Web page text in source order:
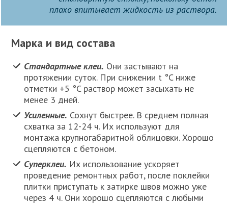
плохо впитывает жидкость из раствора.
Марка и вид состава
Стандартные клеи. Они застывают на
протяжении суток. При снижении t °C ниже
отметки +5 °C раствор может засыхать не
менее 3 дней.
Усиленные. Сохнут быстрее. В среднем полная
схватка за 12-24 ч. Их используют для
монтажа крупногабаритной облицовки. Хорошо
сцепляются с бетоном.
Суперклеи. Их использование ускоряет
проведение ремонтных работ, после поклейки
плитки приступать к затирке швов можно уже
через 4 ч. Они хорошо сцепляются с любыми